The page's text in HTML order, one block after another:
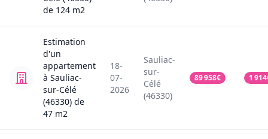
de 124 m2
Estimation
d'un
appartement
à Sauliac-
sur-Célé
(46330) de
47 m2
18-
07-
2026
Sauliac-
sur-
Célé
(46330)
89 958€ 1 914